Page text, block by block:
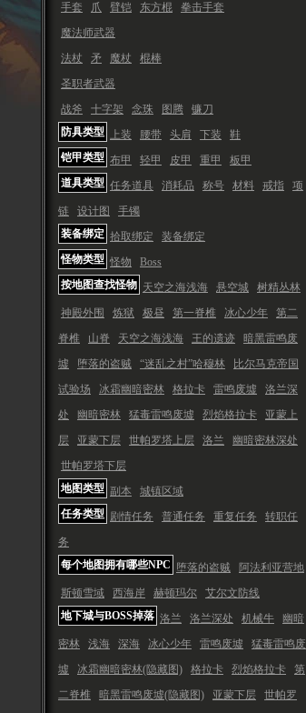
手套
爪 臂铠 东方棍
拳击手套
魔法师武器
法杖
矛 魔杖
棍棒
圣职者武器
战斧
十字架 念珠 图腾
镰刀
防具类型 上装 腰带 头肩 下装
鞋
铠甲类型 布甲 轻甲 皮甲 重甲
板甲
道具类型 任务道具 消耗品 称号 材料 戒指
项
链
设计图
手镯
装备绑定 拾取绑定
装备绑定
怪物类型 怪物
Boss
按地图查找怪物 天空之海浅海 悬空城
树精丛林
神殿外围
炼狱 极昼 第一脊椎 冰心少年
第二
脊椎
山脊 天空之海浅海 王的遗迹
暗黑雷鸣废
墟
堕落的盗贼 “迷乱之村”哈穆林
比尔马克帝国
试验场
冰霜幽暗密林 格拉卡 雷鸣废墟
洛兰深
处
幽暗密林 猛毒雷鸣废墟 烈焰格拉卡
亚蒙上
层
亚蒙下层 世帕罗塔上层 洛兰
幽暗密林深处
世帕罗塔下层
地图类型 副本
城镇区域
任务类型 剧情任务 普通任务 重复任务
转职任
务
每个地图拥有哪些NPC 堕落的盗贼
阿法利亚营地
斯顿雪域
西海岸 赫顿玛尔
艾尔文防线
地下城与BOSS掉落 洛兰 洛兰深处 机械牛
幽暗
密林
浅海 深海 冰心少年 雷鸣废墟
猛毒雷鸣废
墟
冰霜幽暗密林(隐藏图) 格拉卡 烈焰格拉卡
第
二脊椎
暗黑雷鸣废墟(隐藏图) 亚蒙下层 世帕罗